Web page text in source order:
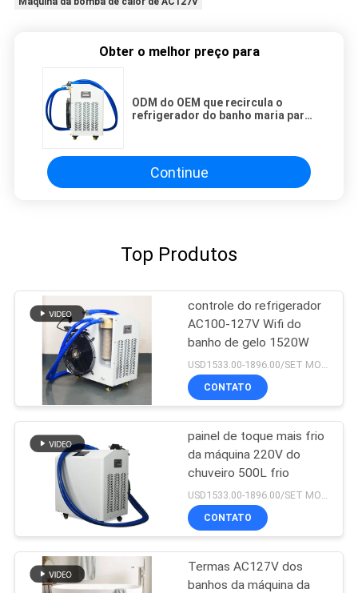
Obter o melhor preço para
ODM do OEM que recircula o
refrigerador do banho maria para
Continue
Top Produtos
controle do refrigerador
AC100-127V Wifi do
banho de gelo 1520W
USD1533.00-1896.00/SET MOQ:1set
CONTATO
painel de toque mais frio
da máquina 220V do
chuveiro 500L frio
CONTATO
Termas AC127V dos
banhos da máquina da